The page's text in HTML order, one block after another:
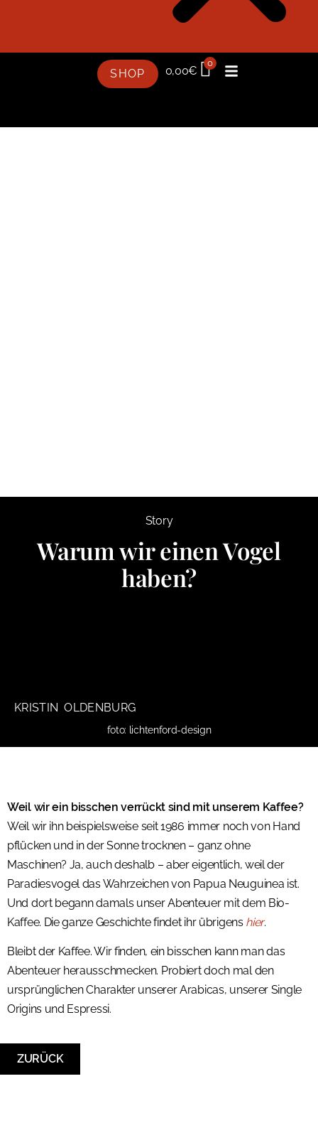
SHOP 0,00€
0
Story
Warum wir einen Vogel
haben?
KRISTIN OLDENBURG
foto: lichtenford-design
Weil wir ein bisschen verrückt sind mit unserem Kaffee?
Weil wir ihn beispielsweise seit 1986 immer noch von Hand
pflücken und in der Sonne trocknen – ganz ohne
Maschinen? Ja, auch deshalb – aber eigentlich, weil der
Paradiesvogel das Wahrzeichen von Papua Neuguinea ist.
Und dort begann damals unser Abenteuer mit dem Bio-
Kaffee. Die ganze Geschichte findet ihr übrigens hier.
Bleibt der Kaffee. Wir finden, ein bisschen kann man das
Abenteuer herausschmecken. Probiert doch mal den
ursprünglichen Charakter unserer Arabicas, unserer Single
Origins und Espressi.
ZURÜCK